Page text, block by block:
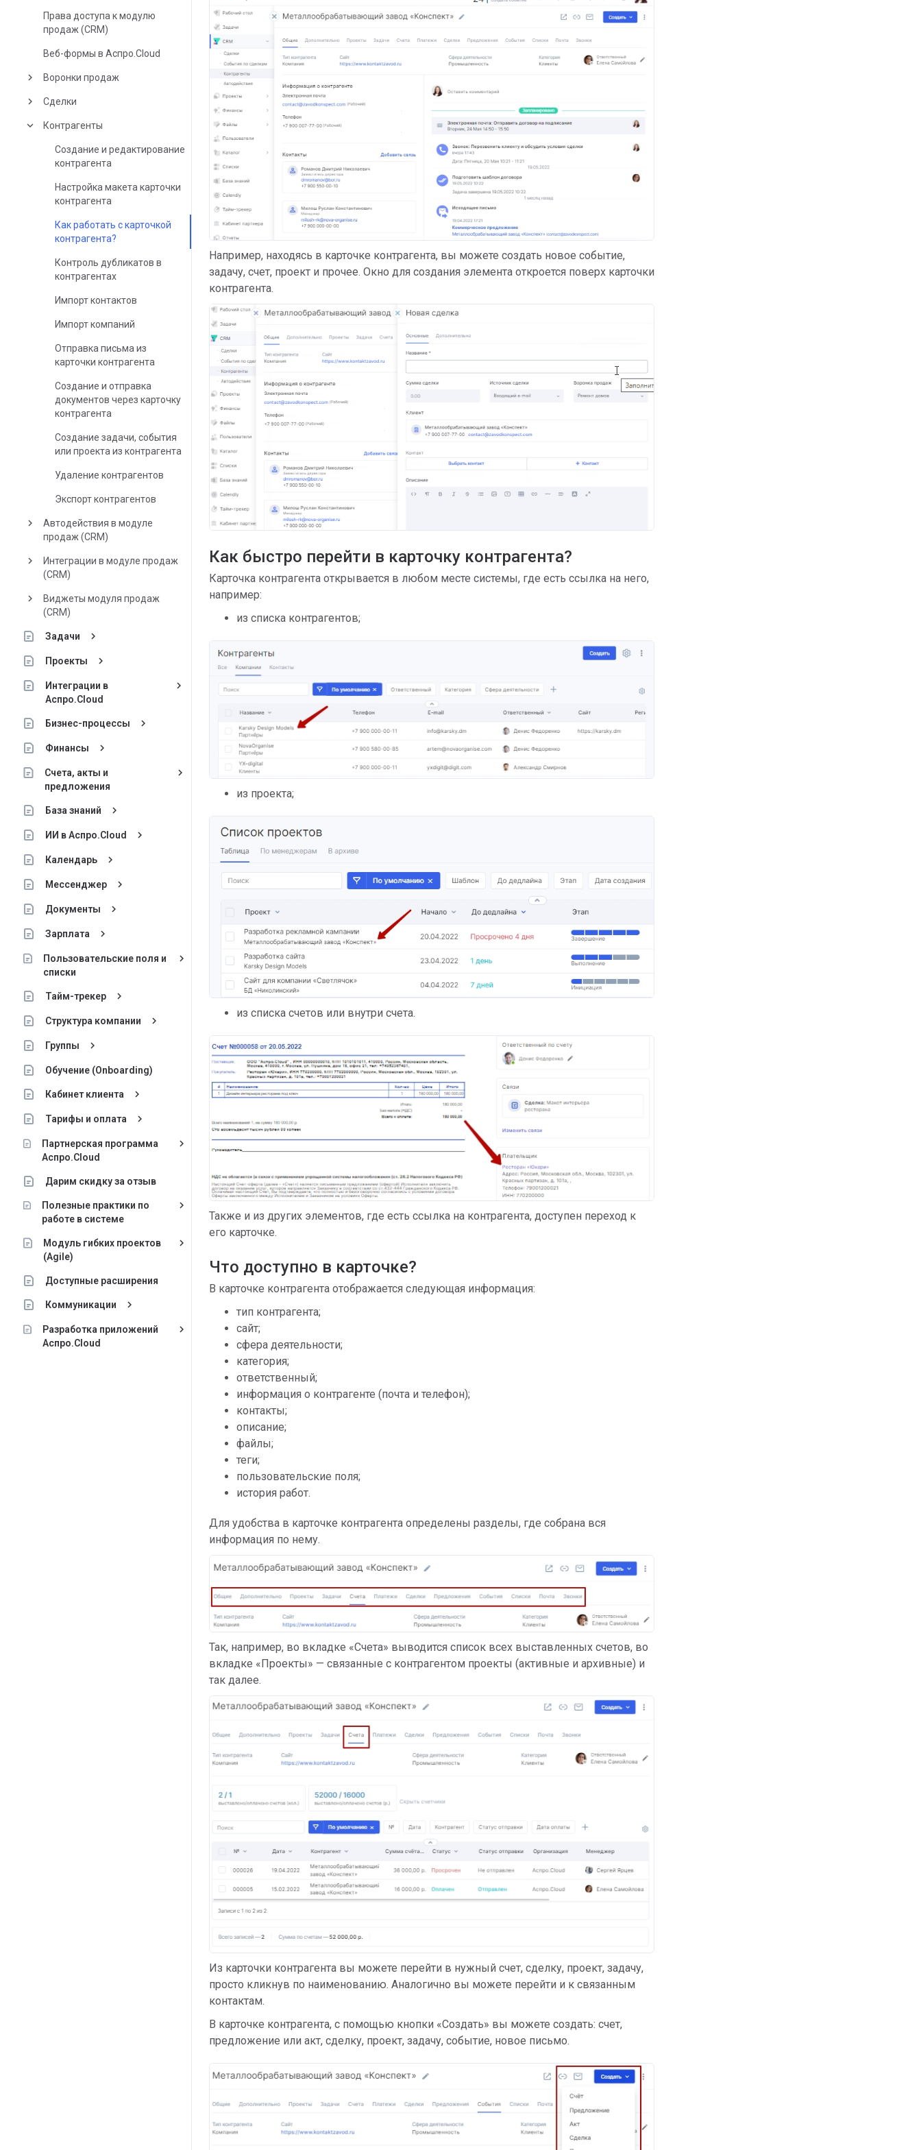
Права доступа к модулю
продаж (CRM)
Веб-формы в Аспро.Cloud
keyboard_arrow_right Воронки продаж
keyboard_arrow_right Сделки
keyboard_arrow_down Контрагенты
Создание и редактирование
контрагента
Настройка макета карточки
контрагента
Как работать с карточкой
контрагента?
Контроль дубликатов в
контрагентах
Импорт контактов
Импорт компаний
Отправка письма из
карточки контрагента
Создание и отправка
документов через карточку
контрагента
Создание задачи, события
или проекта из контрагента
Удаление контрагентов
Экспорт контрагентов
keyboard_arrow_right
Автодействия в модуле
продаж (CRM)
keyboard_arrow_right
Интеграции в модуле продаж
(CRM)
keyboard_arrow_right
Виджеты модуля продаж
(CRM)
Задачи keyboard_arrow_right
Проекты keyboard_arrow_right
Интеграции в
Аспро.Cloud
keyboard_arrow_right
Бизнес-процессы keyboard_arrow_right
Финансы keyboard_arrow_right
Счета, акты и
предложения
keyboard_arrow_right
База знаний keyboard_arrow_right
ИИ в Аспро.Cloud keyboard_arrow_right
Календарь keyboard_arrow_right
Мессенджер keyboard_arrow_right
Документы keyboard_arrow_right
Зарплата keyboard_arrow_right
Пользовательские поля и
списки
keyboard_arrow_right
Тайм-трекер keyboard_arrow_right
Структура компании keyboard_arrow_right
Группы keyboard_arrow_right
Обучение (Onboarding)
Кабинет клиента keyboard_arrow_right
Тарифы и оплата keyboard_arrow_right
Партнерская программа
Аспро.Cloud
keyboard_arrow_right
Дарим скидку за отзыв
Полезные практики по
работе в системе
keyboard_arrow_right
Модуль гибких проектов
(Agile)
keyboard_arrow_right
Доступные расширения
Коммуникации keyboard_arrow_right
Разработка приложений
Аспро.Cloud
keyboard_arrow_right
Например, находясь в карточке контрагента, вы можете создать новое событие,
задачу, счет, проект и прочее. Окно для создания элемента откроется поверх карточки
контрагента.
Как быстро перейти в карточку контрагента?
Карточка контрагента открывается в любом месте системы, где есть ссылка на него,
например:
из списка контрагентов;
из проекта;
из списка счетов или внутри счета.
Также и из других элементов, где есть ссылка на контрагента, доступен переход к
его карточке.
Что доступно в карточке?
В карточке контрагента отображается следующая информация:
тип контрагента;
сайт;
сфера деятельности;
категория;
ответственный;
информация о контрагенте (почта и телефон);
контакты;
описание;
файлы;
теги;
пользовательские поля;
история работ.
Для удобства в карточке контрагента определены разделы, где собрана вся
информация по нему.
Так, например, во вкладке «Счета» выводится список всех выставленных счетов, во
вкладке «Проекты» — связанные с контрагентом проекты (активные и архивные) и
так далее.
Из карточки контрагента вы можете перейти в нужный счет, сделку, проект, задачу,
просто кликнув по наименованию. Аналогично вы можете перейти и к связанным
контактам.
В карточке контрагента, с помощью кнопки «Создать» вы можете создать: счет,
предложение или акт, сделку, проект, задачу, событие, новое письмо.